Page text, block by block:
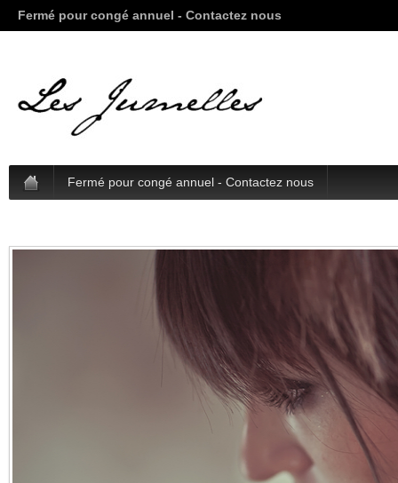
Fermé pour congé annuel - Contactez nous
Fermé pour congé annuel - Contactez nous